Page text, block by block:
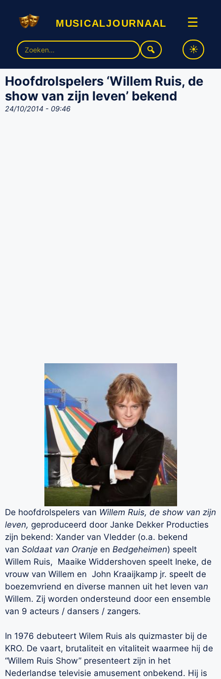
musicaljournaal ☰
Zoek
naar:
Hoofdrolspelers ‘Willem Ruis, de
show van zijn leven’ bekend
24/10/2014 - 09:46
De hoofdrolspelers van Willem Ruis, de show van zijn
leven, geproduceerd door Janke Dekker Producties
zijn bekend: Xander van Vledder (o.a. bekend
van Soldaat van Oranje en Bedgeheimen) speelt
Willem Ruis, Maaike Widdershoven speelt Ineke, de
vrouw van Willem en John Kraaijkamp jr. speelt de
boezemvriend en diverse mannen uit het leven van
Willem. Zij worden ondersteund door een ensemble
van 9 acteurs / dansers / zangers.
In 1976 debuteert Wilem Ruis als quizmaster bij de
KRO. De vaart, brutaliteit en vitaliteit waarmee hij de
“Willem Ruis Show” presenteert zijn in het
Nederlandse televisie amusement onbekend. Hij is